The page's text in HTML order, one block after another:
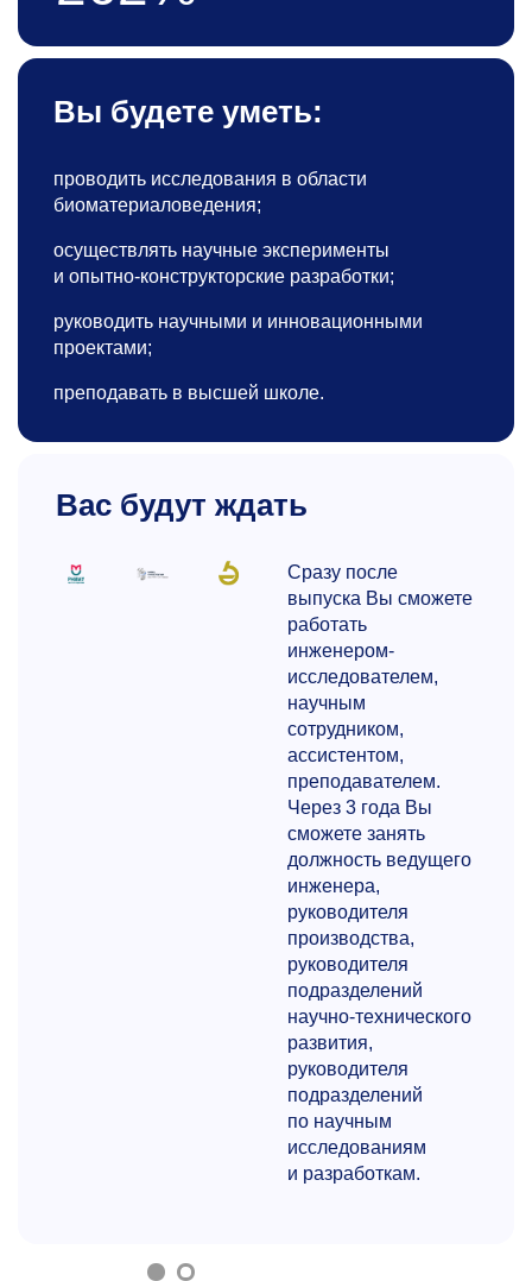
Вы будете уметь:
проводить исследования в области
биоматериаловедения;
осуществлять научные эксперименты
и опытно-конструкторские разработки;
руководить научными и инновационными
проектами;
преподавать в высшей школе.
Вас будут ждать
Сразу после
выпуска Вы сможете
работать
инженером-
исследователем,
научным
сотрудником,
ассистентом,
преподавателем.
Через 3 года Вы
сможете занять
должность ведущего
инженера,
руководителя
производства,
руководителя
подразделений
научно-технического
развития,
руководителя
подразделений
по научным
исследованиям
и разработкам.